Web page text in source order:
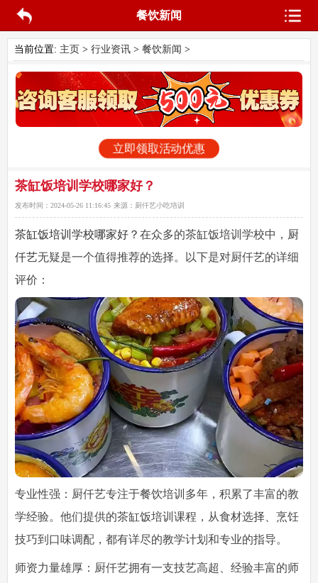
餐饮新闻
当前位置: 主页 > 行业资讯> 餐饮新闻 >
立即领取活动优惠
茶缸饭培训学校哪家好？
发布时间： 2024-05-26 11:16:45 来源： 厨仟艺小吃培训
茶缸饭培训学校哪家好？ 在众多的茶缸饭培训学校中， 厨
仟艺无疑是一个值得推荐的选择。以下是对厨仟艺的详细
评价：
专业性强：厨仟艺专注于餐饮培训多年，积累了丰富的教
学经验。他们提供的茶缸饭培训课程，从食材选择、烹饪
技巧到口味调配，都有详尽的教学计划和专业的指导。
师资力量雄厚：厨仟艺拥有一支技艺高超、经验丰富的师